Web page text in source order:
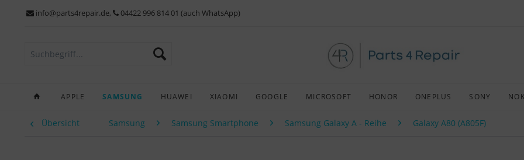
info@parts4repair.de, 04422 996 814 01 (auch WhatsApp)
APPLE SAMSUNG HUAWEI XIAOMI GOOGLE MICROSOFT HONOR ONEPLUS SONY
Übersicht Samsung Samsung Smartphone Samsung Galaxy A - Reihe Galaxy A80 (A805F)